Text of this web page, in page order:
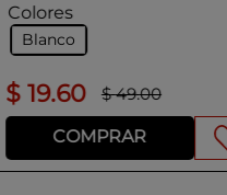
Colores
Blanco
$ 19.60 $ 49.00
COMPRAR